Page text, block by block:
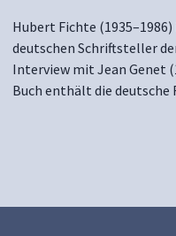
Hubert Fichte
deutschen Schriftsteller
Interview mit Jean Genet
Buch enthält die deutsche